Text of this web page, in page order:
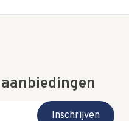
Inschrijven